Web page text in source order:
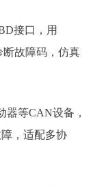
接口，用
断故障码，仿真
器等CAN设备，
，适配多协